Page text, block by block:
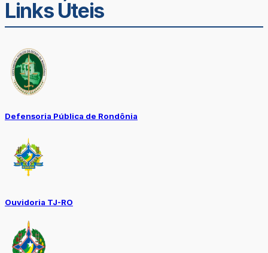
Links Úteis
Defensoria Pública de Rondônia
Ouvidoria TJ-RO